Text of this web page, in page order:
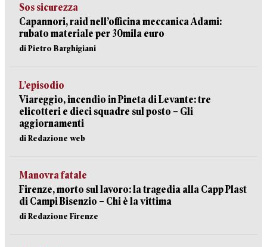
Sos sicurezza
Capannori, raid nell’officina meccanica Adami:
rubato materiale per 30mila euro
di Pietro Barghigiani
L’episodio
Viareggio, incendio in Pineta di Levante: tre
elicotteri e dieci squadre sul posto – Gli
aggiornamenti
di Redazione web
Manovra fatale
Firenze, morto sul lavoro: la tragedia alla Capp Plast
di Campi Bisenzio – Chi è la vittima
di Redazione Firenze